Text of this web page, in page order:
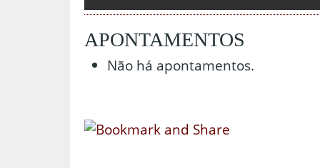
APONTAMENTOS
Não há apontamentos.